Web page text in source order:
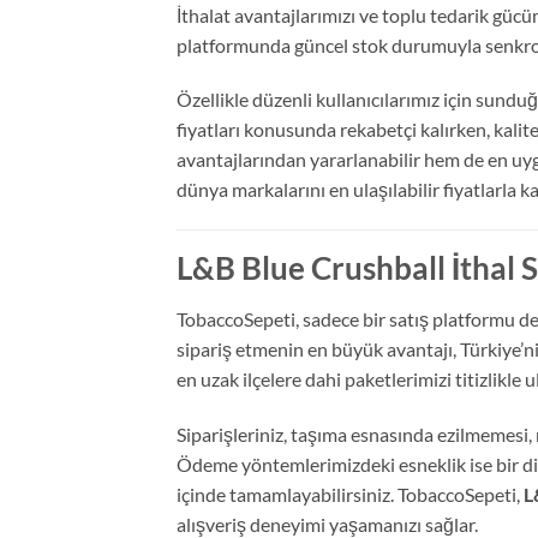
İthalat avantajlarımızı ve toplu tedarik
platformunda güncel stok durumuyla
Özellikle düzenli kullanıcılarımız için
fiyatları konusunda rekabetçi kalırken,
avantajlarından yararlanabilir hem de en
dünya markalarını en ulaşılabilir fiyatlarla
L&B Blue Crushball İthal
TobaccoSepeti,sadece bir satış platformu
sipariş etmenin en büyük avantajı,
en uzak ilçelere dahi paketlerimizi titizlikle
Siparişleriniz, taşıma esnasında ezilmemesi,
Ödeme yöntemlerimizdeki esneklik ise bir
içinde tamamlayabilirsiniz. TobaccoSepeti,
alışveriş deneyimi yaşamanızı sağlar.